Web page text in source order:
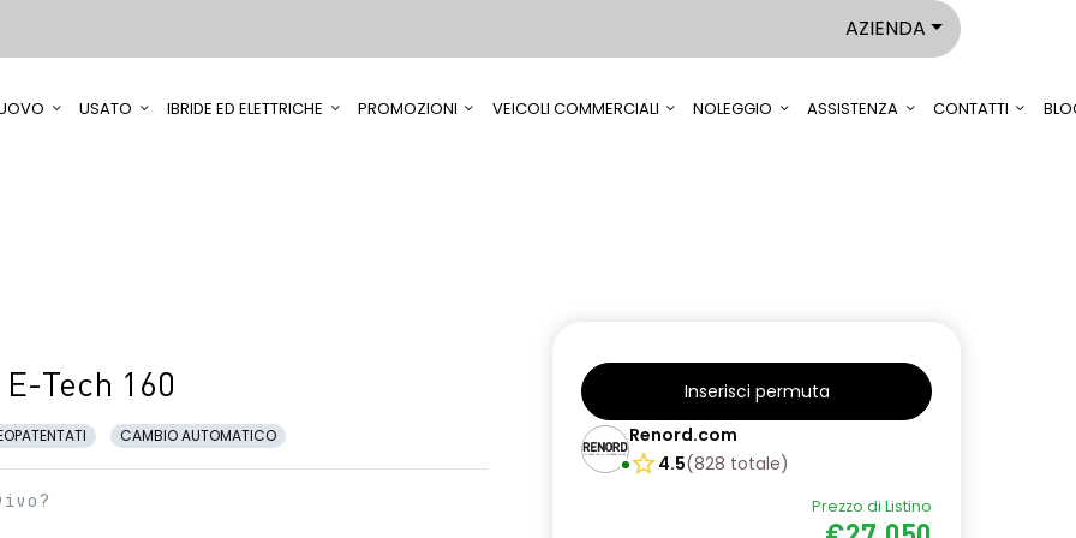
AZIENDA
USATO IBRIDE ED ELETTRICHE PROMOZIONI VEICOLI COMMERCIALI NOLEGGIO ASSISTENZA CONTATTI
Tech 160
CAMBIO AUTOMATICO
Inserisci permuta
Renord.com
4.5(828 totale)
Prezzo di Listino